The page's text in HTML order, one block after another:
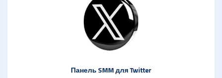
Панель SMM для Twitter